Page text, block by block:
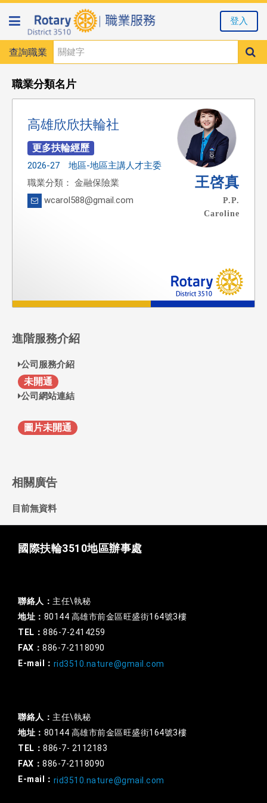
查詢職業
登入
職業分類名片
高雄欣欣扶輪社
2026-27 地區-地區主講人才主委
職業分類： 金融保險業
wcarol588@gmail.com
王啓真
P.P.
Caroline
進階服務介紹
公司服務介紹
未開通
公司網站連結
圖片未開通
相關廣告
目前無資料
國際扶輪3510地區辦事處
聯絡人： 主任\執秘
地址： 80144 高雄市前金區旺盛街164號3樓
TEL： 886-7-2414259
FAX： 886-7-2118090
E-mail： rid3510.nature@gmail.com
聯絡人： 主任\執秘
地址： 80144 高雄市前金區旺盛街164號3樓
TEL： 886-7- 2112183
FAX： 886-7-2118090
E-mail： rid3510.nature@gmail.com